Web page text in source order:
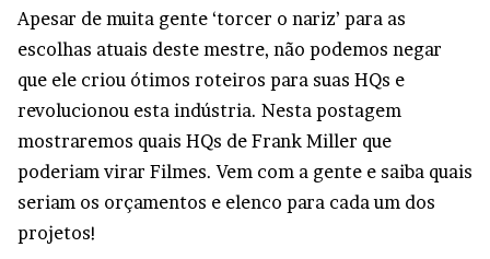
Apesar de muita gente ‘torcer o nariz’ para as
escolhas atuais deste mestre, não podemos negar
que ele criou ótimos roteiros para suas HQs e
revolucionou esta indústria. Nesta postagem
mostraremos quais HQs de Frank Miller que
poderiam virar Filmes. Vem com a gente e saiba quais
seriam os orçamentos e elenco para cada um dos
projetos!